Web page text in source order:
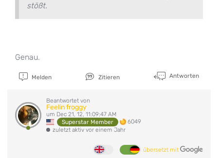
stößt.
Genau.
Melden Zitieren Antworten
Beantwortet von
Feelin froggy
um Dec 21, 12, 11:09:47 AM
Superstar Member
6049
zuletzt aktiv vor einem Jahr
übersetzt mit